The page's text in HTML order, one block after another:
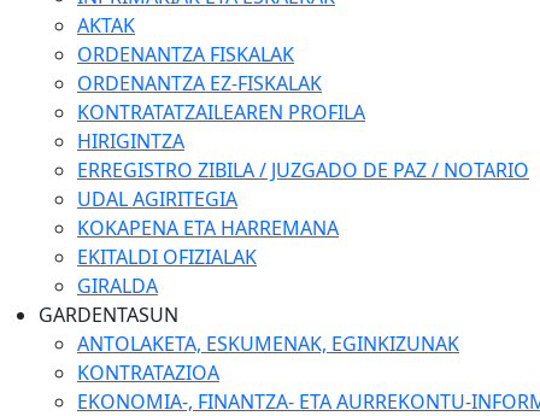
AKTAK
ORDENANTZA FISKALAK
ORDENANTZA EZ-FISKALAK
KONTRATATZAILEAREN PROFILA
HIRIGINTZA
ERREGISTRO ZIBILA / JUZGADO DE PAZ / NOTARIO
UDAL AGIRITEGIA
KOKAPENA ETA HARREMANA
EKITALDI OFIZIALAK
GIRALDA
GARDENTASUN
ANTOLAKETA, ESKUMENAK, EGINKIZUNAK
KONTRATAZIOA
EKONOMIA-, FINANTZA- ETA AURREKONTU-